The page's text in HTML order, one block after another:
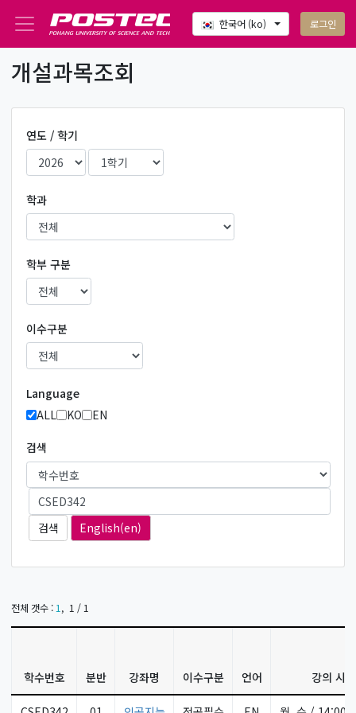
한국어 ‎(ko)‎ 로그인
개설과목조회
연도 / 학기
학과
학부 구분
이수구분
Language
ALL
KO EN
검색
English(en)‎
전체 갯수 : 1 , 1 / 1
학수번호 분반 강좌명 이수구분 언어 강의 시간